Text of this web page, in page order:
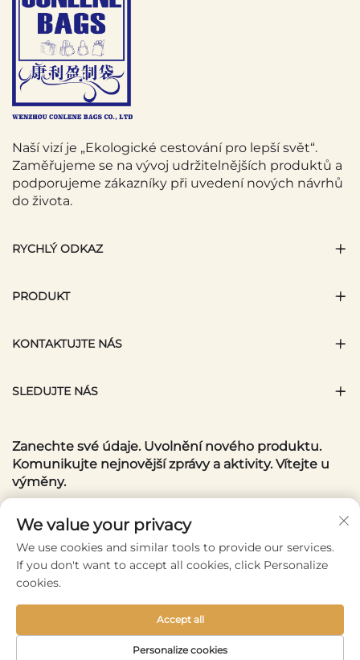
Naší vizí je „Ekologické cestování pro lepší svět“.
Zaměřujeme se na vývoj udržitelnějších produktů a
podporujeme zákazníky při uvedení nových návrhů
do života.
RYCHLÝ ODKAZ
PRODUKT
KONTAKTUJTE NÁS
SLEDUJTE NÁS
Zanechte své údaje. Uvolnění nového produktu.
Komunikujte nejnovější zprávy a aktivity. Vítejte u
výměny.
Váš e-mail
Subscribe
Copyright © 2025 by Wenzhou Conlene Bags CO., Ltd. -
We value your privacy
We use cookies and similar tools to provide our services.
If you don't want to accept all cookies, click Personalize
cookies.
Personalize cookies
Accept all